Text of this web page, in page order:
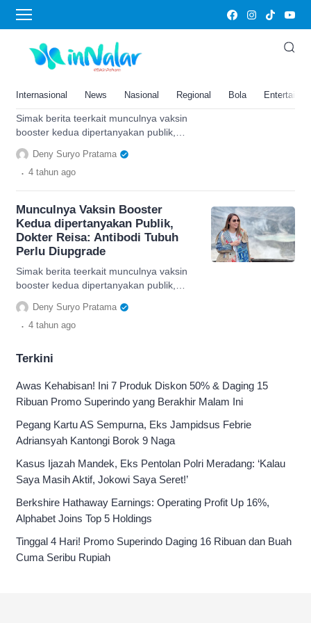
Internasional News Nasional Regional Bola
antibodi
Munculnya Vaksin Booster
Kedua dipertanyakan Publik,
Perlu Diupgrade
Simak berita teerkait munculnya vaksin
booster kedua dipertanyakan publik,
Dokter Reisa unkap antibodi tubuh perlu
di upgrade, cek di sini.
Deny Suryo Pratama
. 4 tahun ago
Munculnya Vaksin Booster
Kedua dipertanyakan Publik,
Dokter Reisa: Antibodi Tubuh
Perlu Diupgrade
Simak berita teerkait munculnya vaksin
booster kedua dipertanyakan publik,
Dokter Reisa unkap antibodi tubuh perlu
di upgrade, cek di sini.
Deny Suryo Pratama
. 4 tahun ago
Terkini
Awas Kehabisan! Ini 7 Produk Diskon 50% & Daging 15
Ribuan Promo Superindo yang Berakhir Malam Ini
Pegang Kartu AS Sempurna, Eks Jampidsus Febrie
Adriansyah Kantongi Borok 9 Naga
Kasus Ijazah Mandek, Eks Pentolan Polri Meradang: ‘Kalau
Saya Masih Aktif, Jokowi Saya Seret!’
Berkshire Hathaway Earnings: Operating Profit Up 16%,
Alphabet Joins Top 5 Holdings
Tinggal 4 Hari! Promo Superindo Daging 16 Ribuan dan Buah
Cuma Seribu Rupiah